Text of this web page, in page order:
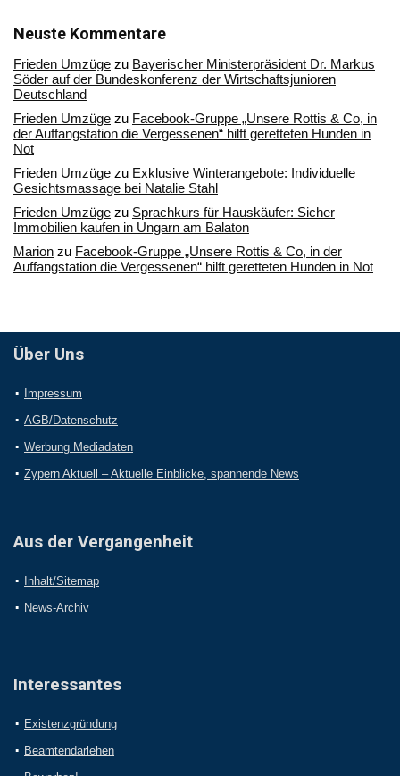
Archiv
Neuste Kommentare
Frieden Umzüge zu Bayerischer Ministerpräsident Dr. Markus
Söder auf der Bundeskonferenz der Wirtschaftsjunioren
Deutschland
Frieden Umzüge zu Facebook-Gruppe „Unsere Rottis & Co, in
der Auffangstation die Vergessenen“ hilft geretteten Hunden in
Not
Frieden Umzüge zu Exklusive Winterangebote: Individuelle
Gesichtsmassage bei Natalie Stahl
Frieden Umzüge zu Sprachkurs für Hauskäufer: Sicher
Immobilien kaufen in Ungarn am Balaton
Marion zu Facebook-Gruppe „Unsere Rottis & Co, in der
Auffangstation die Vergessenen“ hilft geretteten Hunden in Not
Über Uns
Impressum
AGB/Datenschutz
Werbung Mediadaten
Zypern Aktuell – Aktuelle Einblicke, spannende News
Aus der Vergangenheit
Inhalt/Sitemap
News-Archiv
Interessantes
Existenzgründung
Beamtendarlehen